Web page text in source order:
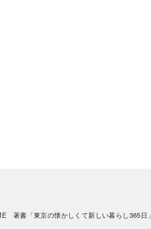
著書「東京の懐かしくて新しい暮らし365日」